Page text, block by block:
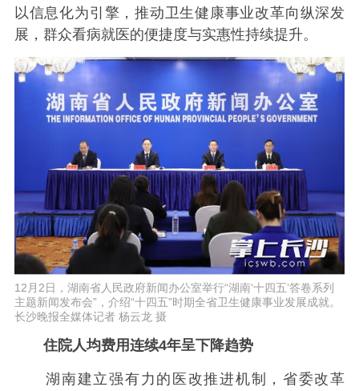
以信息化为引擎，推动卫生健康事业改革向纵深发
展，群众看病就医的便捷度与实惠性持续提升。
12月2日，湖南省人民政府新闻办公室举行“湖南‘十四五’答卷系列
主题新闻发布会”，介绍“十四五”时期全省卫生健康事业发展成就。
长沙晚报全媒体记者 杨云龙 摄
住院人均费用连续4年呈下降趋势
湖南建立强有力的医改推进机制，省委改革